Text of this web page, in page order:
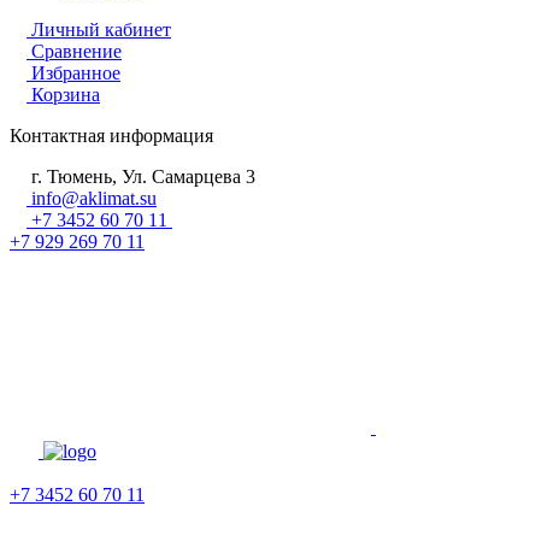
Личный кабинет
Сравнение
Избранное
Корзина
Контактная информация
г. Тюмень, Ул. Самарцева 3
info@aklimat.su
+7 3452 60 70 11
+7 929 269 70 11
+7 3452 60 70 11